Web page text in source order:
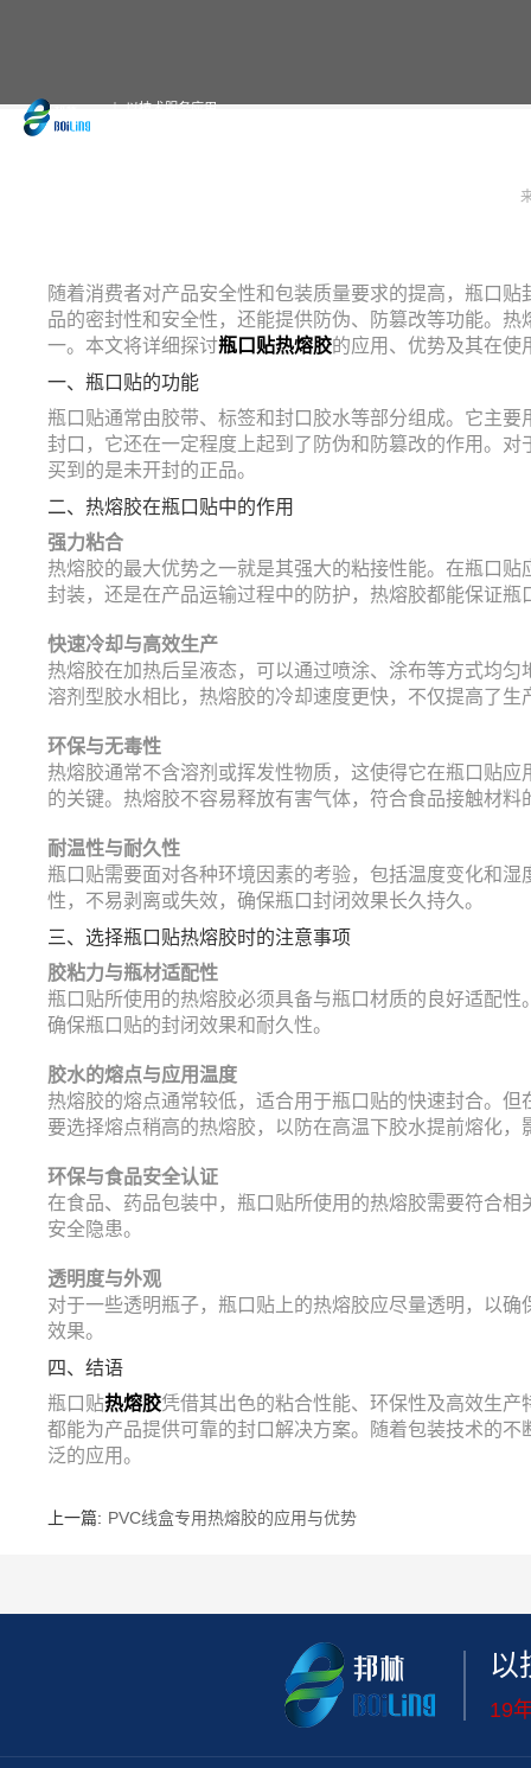
以技术服务应用
随着消费者对产品安全性和包装质量要求的提高，瓶口
品的密封性和安全性，还能提供防伪、防篡改等功能。
一。本文将详细探讨瓶口贴热熔胶的应用、优势及其在使
一、瓶口贴的功能
瓶口贴通常由胶带、标签和封口胶水等部分组成。它主
封口，它还在一定程度上起到了防伪和防篡改的作用。
买到的是未开封的正品。
二、热熔胶在瓶口贴中的作用
强力粘合
热熔胶的最大优势之一就是其强大的粘接性能。在瓶口
封装，还是在产品运输过程中的防护，热熔胶都能保证
快速冷却与高效生产
热熔胶在加热后呈液态，可以通过喷涂、涂布等方式均
溶剂型胶水相比，热熔胶的冷却速度更快，不仅提高了
环保与无毒性
热熔胶通常不含溶剂或挥发性物质，这使得它在瓶口贴
的关键。热熔胶不容易释放有害气体，符合食品接触材
耐温性与耐久性
瓶口贴需要面对各种环境因素的考验，包括温度变化和
性，不易剥离或失效，确保瓶口封闭效果长久持久。
三、选择瓶口贴热熔胶时的注意事项
胶粘力与瓶材适配性
瓶口贴所使用的热熔胶必须具备与瓶口材质的良好适配
确保瓶口贴的封闭效果和耐久性。
胶水的熔点与应用温度
热熔胶的熔点通常较低，适合用于瓶口贴的快速封合。
要选择熔点稍高的热熔胶，以防在高温下胶水提前熔化，
环保与食品安全认证
在食品、药品包装中，瓶口贴所使用的热熔胶需要符合
安全隐患。
透明度与外观
对于一些透明瓶子，瓶口贴上的热熔胶应尽量透明，以
效果。
四、结语
瓶口贴热熔胶凭借其出色的粘合性能、环保性及高效生
都能为产品提供可靠的封口解决方案。随着包装技术的
泛的应用。
上一篇: PVC线盒专用热熔胶的应用与优势
以
19